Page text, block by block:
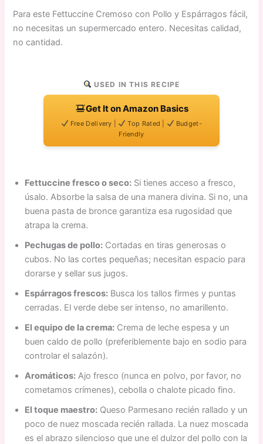
Para este Fettuccine Cremoso con Pollo y Espárragos fácil,
no necesitas un supermercado entero. Necesitas calidad,
no cantidad.
USED IN THIS RECIPE
Get It on Amazon Basics
Free Delivery | Top Rated |
Budget-
Friendly
Fettuccine fresco o seco: Si tienes acceso a fresco,
úsalo. Absorbe la salsa de una manera divina. Si no, una
buena pasta de bronce garantiza esa rugosidad que
atrapa la crema.
Pechugas de pollo: Cortadas en tiras generosas o
cubos. No las cortes pequeñas; necesitan espacio para
dorarse y sellar sus jugos.
Espárragos frescos: Busca los tallos firmes y puntas
cerradas. El verde debe ser intenso, no amarillento.
El equipo de la crema: Crema de leche espesa y un
buen caldo de pollo (preferiblemente bajo en sodio para
controlar el salazón).
Aromáticos: Ajo fresco (nunca en polvo, por favor, no
cometamos crímenes), cebolla o chalote picado fino.
El toque maestro: Queso Parmesano recién rallado y un
poco de nuez moscada recién rallada. La nuez moscada
es el abrazo silencioso que une el dulzor del pollo con la